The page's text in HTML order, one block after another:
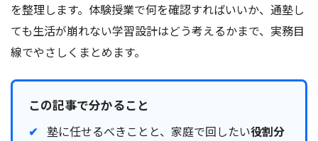
を整理します。体験授業で何を確認すればいいか、通塾し
ても生活が崩れない学習設計はどう考えるかまで、実務目
線でやさしくまとめます。
この記事で分かること
塾に任せるべきことと、家庭で回したい役割分